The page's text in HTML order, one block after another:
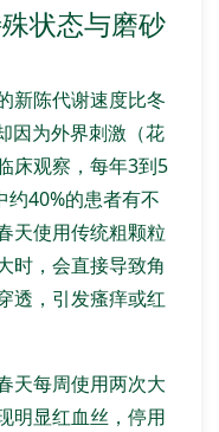
状态与磨砂
新陈代谢速度比冬
因为外界刺激（花
床观察，每年3到5
约40%的患者有不
天使用传统粗颗粒
时，会直接导致角
透，引发瘙痒或红
天每周使用两次大
明显红血丝，停用